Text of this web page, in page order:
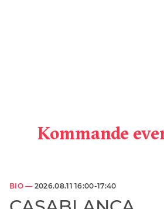
Kommande
BIO — 2026.08.11 16:00-17:40